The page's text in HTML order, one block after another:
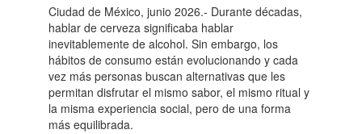
Ciudad de México, junio 2026.- Durante décadas,
hablar de cerveza significaba hablar
inevitablemente de alcohol. Sin embargo, los
hábitos de consumo están evolucionando y cada
vez más personas buscan alternativas que les
permitan disfrutar el mismo sabor, el mismo ritual y
la misma experiencia social, pero de una forma
más equilibrada.